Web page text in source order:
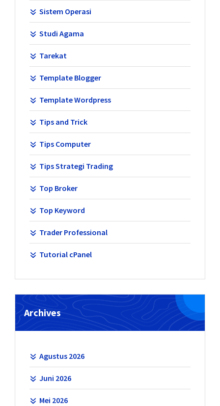
Sistem Operasi
Studi Agama
Tarekat
Template Blogger
Template Wordpress
Tips and Trick
Tips Computer
Tips Strategi Trading
Top Broker
Top Keyword
Trader Professional
Tutorial cPanel
Archives
Agustus 2026
Juni 2026
Mei 2026